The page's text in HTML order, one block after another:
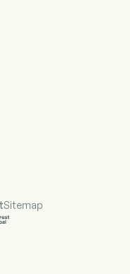
driver
occupant
other
of
as
market.
Sitemap